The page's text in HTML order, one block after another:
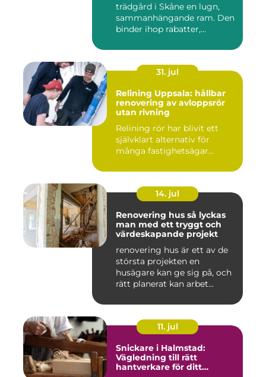
trädgård i Skåne en lugn,
sammanhängande ram. Den
binder ihop rabatter,...
31. jul
Relining Uppsala: hållbar
renovering av avloppsrör
utan rivning
Relining rör har blivit ett
självklart alternativ för
många fastighetsägar...
14. jul
Renovering hus så lyckas
man med ett tryggt och
värdeskapande projekt
renovering hus är ett av de
största projekten en
husägare kan ge sig på, och
rätt planerat kan arbet...
11. jul
Snickare i Halmstad:
Vägledning till rätt
hantverkare för ditt